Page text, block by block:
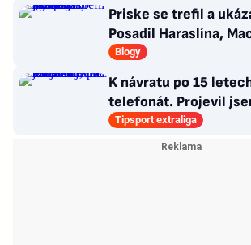
Priske se trefil a
Posadil Haraslína,
jako jackpot
Blogy
K návratu po 15
telefonát. Projevil
říká Pavelka
Tipsport extraliga